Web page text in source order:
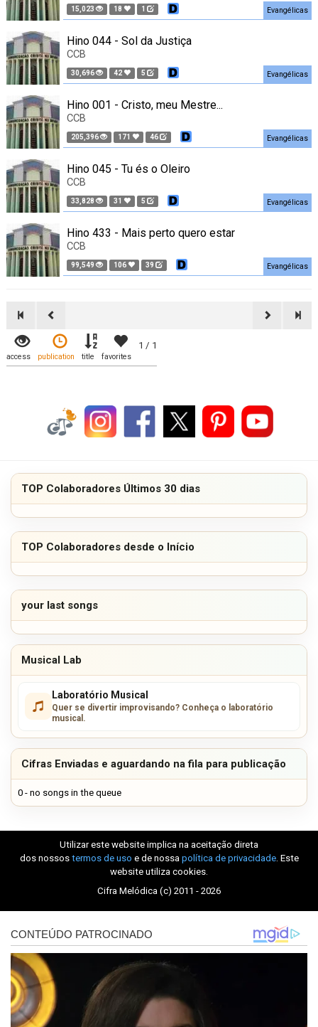
15,023 18 1 Evangélicas
Hino 044 - Sol da Justiça
CCB
30,696 42 5 Evangélicas
Hino 001 - Cristo, meu Mestre...
CCB
205,396 171 46 Evangélicas
Hino 045 - Tu és o Oleiro
CCB
33,828 31 5 Evangélicas
Hino 433 - Mais perto quero estar
CCB
99,549 106 39 Evangélicas
1 / 1
access publication title favorites
TOP Colaboradores Últimos 30 dias
TOP Colaboradores desde o Início
your last songs
Musical Lab
Laboratório Musical
Quer se divertir improvisando? Conheça o laboratório
musical.
Cifras Enviadas e aguardando na fila para publicação
0 - no songs in the queue
Utilizar este website implica na aceitação direta
dos nossos termos de uso e de nossa política de privacidade. Este
website utiliza cookies.
Cifra Melódica (c) 2011 - 2026